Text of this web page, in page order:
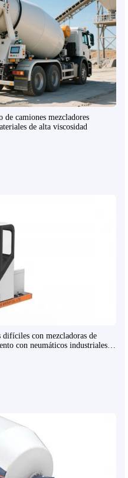
camiones mezcladores
de alta viscosidad
difíciles con mezcladoras de
con neumáticos industriales y